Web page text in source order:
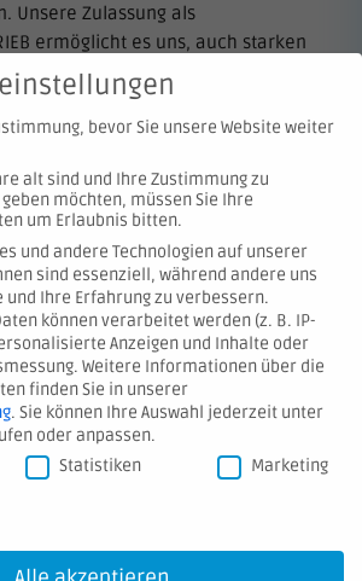
Unsere Zulassung als
ermöglicht es uns, auch starken
Einzelteilen zu korrigieren und
des Reparaturbereiches
Hartmann Valves GmbH
Kontakt
Hinweis melden
AGB
Datenschutz
bevor Sie unsere Website weiter
alt sind und Ihre Zustimmung zu
möchten, müssen Sie Ihre
um Erlaubnis bitten.
und andere Technologien auf unserer
sind essenziell, während andere uns
und Ihre Erfahrung zu verbessern.
können verarbeitet werden (z. B. IP-
Anzeigen und Inhalte oder
Weitere Informationen über die
finden Sie in unserer
. Sie können Ihre Auswahl jederzeit unter
oder anpassen.
Statistiken
Marketing